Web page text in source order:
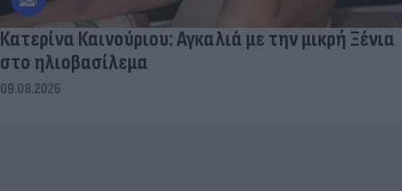
Κατερίνα Καινούριου: Αγκαλιά με την μικρή Ξένια
στο ηλιοβασίλεμα
09.08.2026